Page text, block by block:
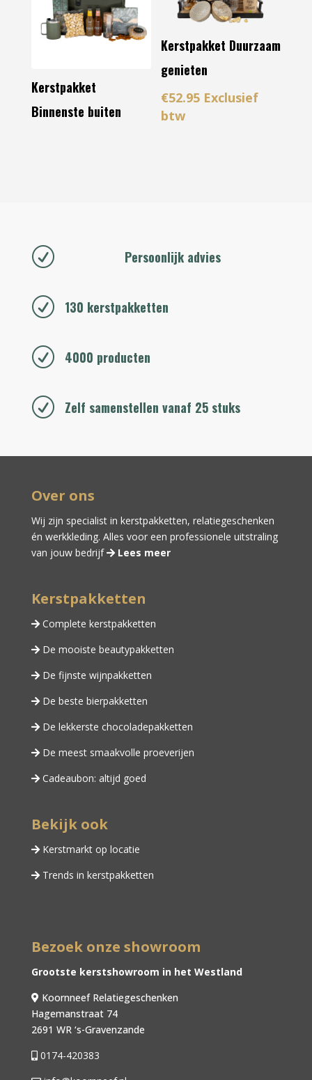
Kerstpakket
Binnenste buiten
Kerstpakket Duurzaam
genieten
€52.95 Exclusief
btw
R Persoonlijk advies
R 130 kerstpakketten
R 4000 producten
R Zelf samenstellen vanaf 25 stuks
Over ons
Wij zijn specialist in kerstpakketten, relatiegeschenken
én werkkleding. Alles voor een professionele uitstraling
van jouw bedrijf
Lees meer
Kerstpakketten
Complete kerstpakketten
De mooiste beautypakketten
De fijnste wijnpakketten
De beste bierpakketten
De lekkerste chocoladepakketten
De meest smaakvolle proeverijen
Cadeaubon: altijd goed
Bekijk ook
Kerstmarkt op locatie
Trends in kerstpakketten
Bezoek onze showroom
Grootste kerstshowroom in het Westland
Koornneef Relatiegeschenken
Hagemanstraat 74
2691 WR ‘s-Gravenzande
0174-420383